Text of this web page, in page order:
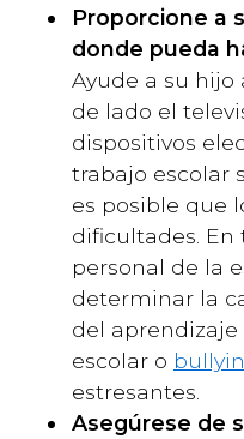
Proporcione a
donde pueda
Ayude a su hijo
de lado el
dispositivos
trabajo escolar
es posible que
dificultades. En
personal de la
determinar la
del aprendizaje
escolar o
estresantes.
Asegúrese de